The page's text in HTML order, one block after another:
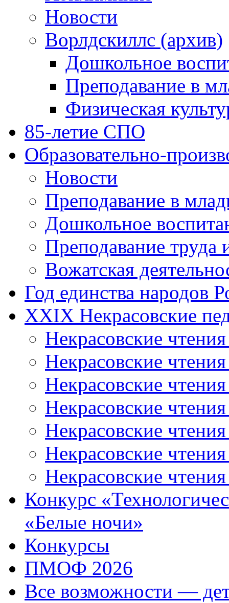
Новости
Ворлдскиллс (архив)
Дошкольное
Преподавание в
Физическая
85-летие СПО
Образовательно-
Новости
Преподавание в
Дошкольное
Преподавание труда
Вожатская
Год единства народов
XXIX Некрасовские
Некрасовские
Некрасовские
Некрасовские
Некрасовские
Некрасовские
Некрасовские
Некрасовские
Конкурс
«Белые ночи»
Конкурсы
ПМОФ 2026
Все возможности —